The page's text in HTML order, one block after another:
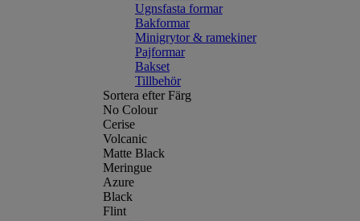
Ugnsfasta formar
Bakformar
Minigrytor & ramekiner
Pajformar
Bakset
Tillbehör
Sortera efter Färg
No Colour
Cerise
Volcanic
Matte Black
Meringue
Azure
Black
Flint